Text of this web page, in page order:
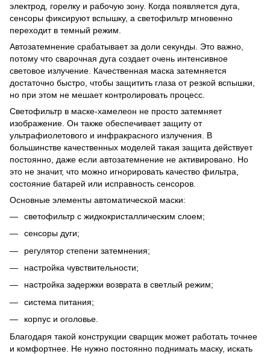
электрод, горелку и рабочую зону. Когда появляется дуга,
сенсоры фиксируют вспышку, а светофильтр мгновенно
переходит в темный режим.
Автозатемнение срабатывает за доли секунды. Это важно,
потому что сварочная дуга создает очень интенсивное
световое излучение. Качественная маска затемняется
достаточно быстро, чтобы защитить глаза от резкой вспышки,
но при этом не мешает контролировать процесс.
Светофильтр в маске-хамелеон не просто затемняет
изображение. Он также обеспечивает защиту от
ультрафиолетового и инфракрасного излучения. В
большинстве качественных моделей такая защита действует
постоянно, даже если автозатемнение не активировано. Но
это не значит, что можно игнорировать качество фильтра,
состояние батарей или исправность сенсоров.
Основные элементы автоматической маски:
светофильтр с жидкокристаллическим слоем;
сенсоры дуги;
регулятор степени затемнения;
настройка чувствительности;
настройка задержки возврата в светлый режим;
система питания;
корпус и оголовье.
Благодаря такой конструкции сварщик может работать точнее
и комфортнее. Не нужно постоянно поднимать маску, искать